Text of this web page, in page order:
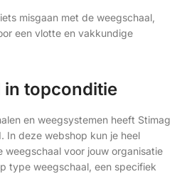
misgaan met de weegschaal,
een vlotte en vakkundige
in topconditie
en weegsystemen heeft Stimag
In deze webshop kun je heel
weegschaal voor jouw organisatie
type weegschaal, een specifiek